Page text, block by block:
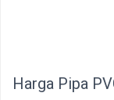
Harga Pipa